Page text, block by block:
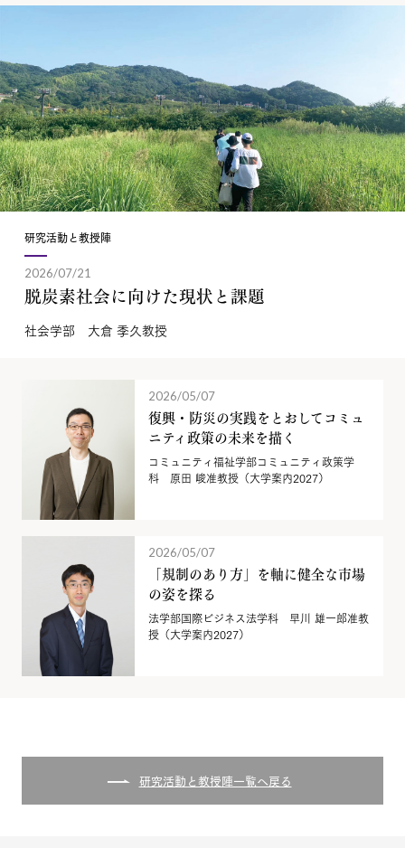
研究活動と教授陣
2026/07/21
脱炭素社会に向けた現状と課題
社会学部 大倉 季久教授
2026/05/07
復興・防災の実践をとおしてコミュ
ニティ政策の未来を描く
コミュニティ福祉学部コミュニティ政策学
科 原田 峻准教授（大学案内2027）
2026/05/07
「規制のあり方」を軸に健全な市場
の姿を探る
法学部国際ビジネス法学科 早川 雄一郎准教
授（大学案内2027）
研究活動と教授陣一覧へ戻る